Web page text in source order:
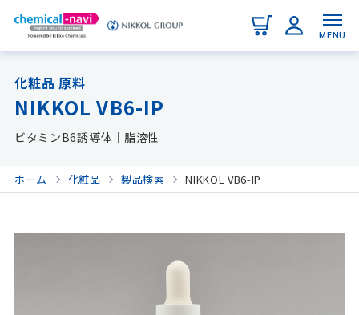
MENU
化粧品 原料
NIKKOL VB6-IP
ビタミンB6誘導体｜脂溶性
ホーム 化粧品 製品検索 NIKKOL VB6-IP